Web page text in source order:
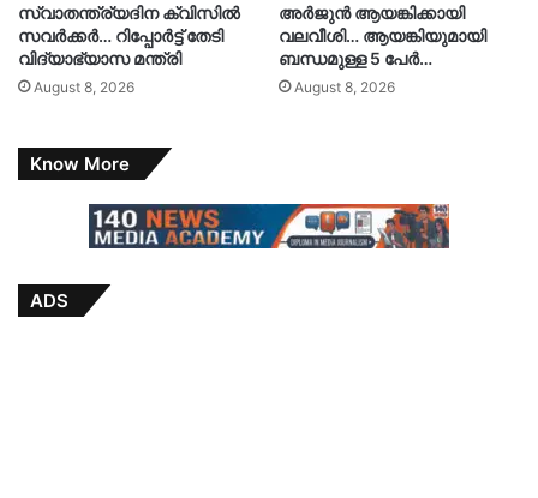
സ്വാതന്ത്ര്യദിന ക്വിസിൽ
സവർക്കർ… റിപ്പോർട്ട് തേടി
വിദ്യാഭ്യാസ മന്ത്രി
August 8, 2026
അർജുൻ ആയങ്കിക്കായി
വലവീശി… ആയങ്കിയുമായി
ബന്ധമുള്ള 5 പേർ…
August 8, 2026
Know More
ADS